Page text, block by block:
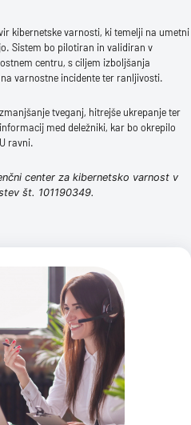
kibernetske varnosti, ki temelji na umetni
Sistem bo pilotiran in validiran v
centru, s ciljem izboljšanja
varnostne incidente ter ranljivosti.
tveganj, hitrejše ukrepanje ter
med deležniki, kar bo okrepilo
ravni.
center za kibernetsko varnost v
št. 101190349.